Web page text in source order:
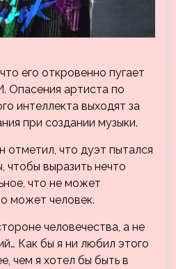
его откровенно пугает
Опасения артиста по
интеллекта выходят за
при создании музыки.
отметил, что дуэт пытался
чтобы выразить нечто
что не может
может человек.
человечества, а не
Как бы я ни любил этого
чем я хотел бы быть в